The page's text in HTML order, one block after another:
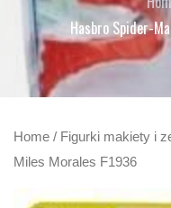
Hasbro Spider-
Home / Figurki makiety i
Miles Morales F1936